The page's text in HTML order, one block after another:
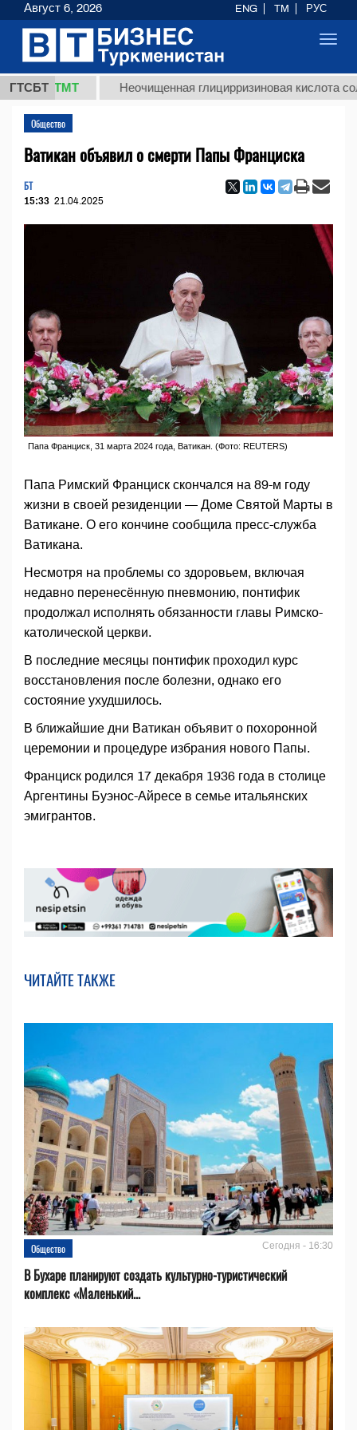
ГТСБТ
ТМТ Неочищенная глицирризиновая кислота
Общество
Ватикан объявил о смерти Папы Франциска
БТ
15:33 21.04.2025
Папа Франциск, 31 марта 2024 года, Ватикан. (Фото: REUTERS)
Папа Римский Франциск скончался на 89-м году
жизни в своей резиденции — Доме Святой Марты в
Ватикане. О его кончине сообщила пресс-служба
Ватикана.
Несмотря на проблемы со здоровьем, включая
недавно перенесённую пневмонию, понтифик
продолжал исполнять обязанности главы Римско-
католической церкви.
В последние месяцы понтифик проходил курс
восстановления после болезни, однако его
состояние ухудшилось.
В ближайшие дни Ватикан объявит о похоронной
церемонии и процедуре избрания нового Папы.
Франциск родился 17 декабря 1936 года в столице
Аргентины Буэнос-Айресе в семье итальянских
эмигрантов.
ЧИТАЙТЕ ТАКЖЕ
Общество Сегодня - 16:30
В Бухаре планируют создать культурно-туристический
комплекс «Маленький...
Август 6, 2026 ENG TM РУС